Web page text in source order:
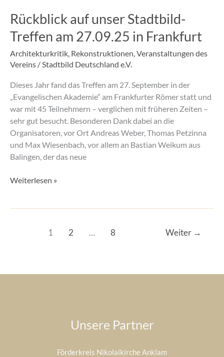
Rückblick auf unser Stadtbild-
Treffen am 27.09.25 in Frankfurt
Architekturkritik Rekonstruktionen Veranstaltungen des
Vereins / Stadtbild Deutschland e.V.
Dieses Jahr fand das Treffen am 27. September in der
„Evangelischen Akademie“ am Frankfurter Römer statt und
war mit 45 Teilnehmern – verglichen mit früheren Zeiten –
sehr gut besucht. Besonderen Dank dabei an die
Organisatoren, vor Ort Andreas Weber, Thomas Petzinna
und Max Wiesenbach, vor allem an Bastian Weikum aus
Balingen, der das neue
unser
Treffen
am
27.09.25
Frankfurt
Weiterlesen »
1 2 … 8 Weiter →
Unsere Partner
Förderkreis Nikolaikirche Anklam